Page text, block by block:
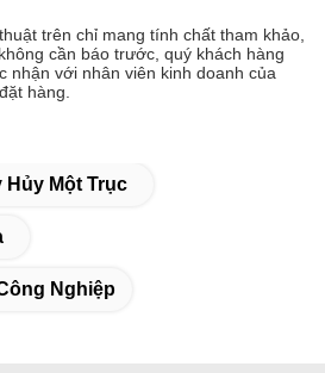
trên chỉ mang tính chất tham khảo,
cần báo trước, quý khách hàng
nhận với nhân viên kinh doanh của
hàng.
Hủy Một Trục
Nghiệp